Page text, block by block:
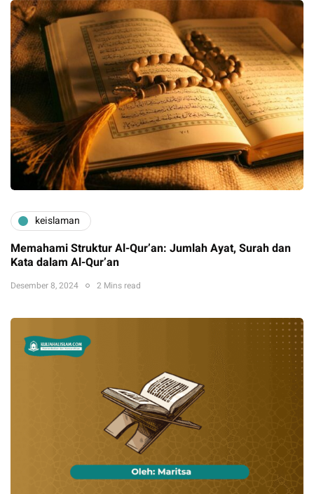
keislaman
Memahami Struktur Al-Qur’an: Jumlah Ayat, Surah dan
Kata dalam Al-Qur’an
Desember 8, 2024 2 Mins read